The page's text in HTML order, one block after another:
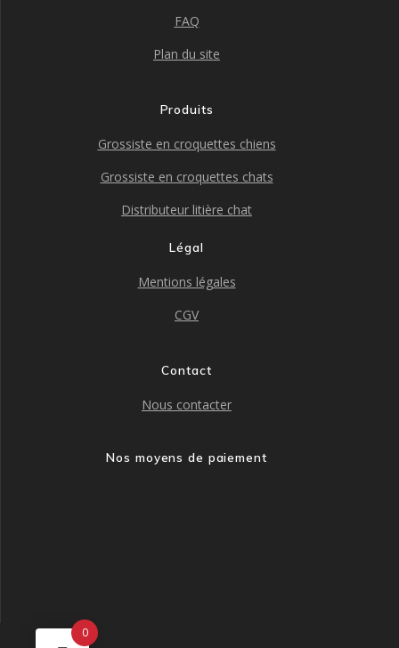
FAQ
Plan du site
Produits
Grossiste en croquettes chiens
Grossiste en croquettes chats
Distributeur litière chat
Légal
Mentions légales
CGV
Contact
Nous contacter
Nos moyens de paiement
0